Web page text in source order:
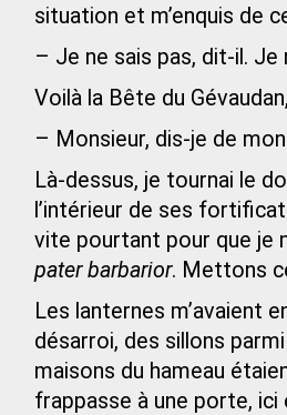
situation et m’enquis de
– Je ne sais pas, dit-il. Je
Voilà la Bête du
– Monsieur, dis-je de
Là-dessus, je tournai le
l’intérieur de ses
vite pourtant pour que je
pater barbarior. Mettons
Les lanternes m’avaient
désarroi, des sillons
maisons du hameau
frappasse à une porte,